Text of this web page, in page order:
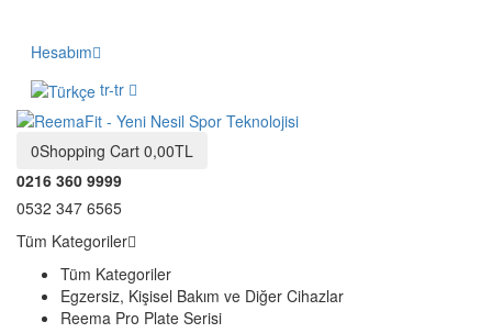
Hesabım
tr-tr
0Shopping Cart 0,00TL
0216 360 9999
0532 347 6565
Tüm Kategoriler
Tüm Kategoriler
Egzersiz, Kişisel Bakım ve Diğer Cihazlar
Reema Pro Plate Serisi